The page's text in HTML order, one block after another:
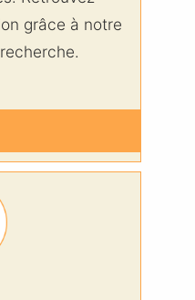
grâce à notre